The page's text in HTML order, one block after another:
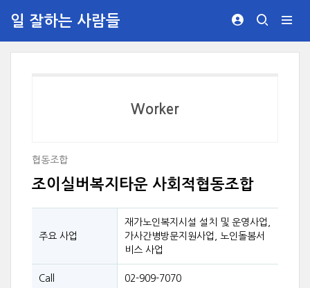
일 잘하는 사람들
Worker
협동조합
조이실버복지타운 사회적협동조합
주요 사업
재가노인복지시설 설치 및 운영사업,
가사간병방문지원사업, 노인돌봄서
비스 사업
Call 02-909-7070